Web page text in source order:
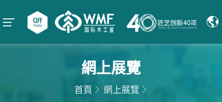
網上展覽
首頁 網上展覽